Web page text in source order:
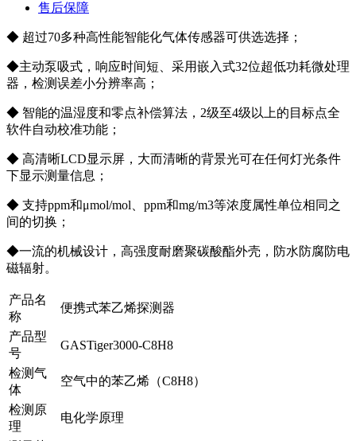
售后保障
◆ 超过70多种高性能智能化气体传感器可供选选择；
◆主动泵吸式，响应时间短、采用嵌入式32位超低功耗微处理
器，检测误差小分辨率高；
◆ 智能的温湿度和零点补偿算法，2级至4级以上的目标点全
软件自动校准功能；
◆ 高清晰LCD显示屏，大而清晰的背景光可在任何灯光条件
下显示测量信息；
◆ 支持ppm和μmol/mol、ppm和mg/m3等浓度属性单位相同之
间的切换；
◆一流的机械设计，高强度耐磨聚碳酸酯外壳，防水防腐防电
磁辐射。
产品名
称
便携式苯乙烯探测器
产品型
号
GASTiger3000-C8H8
检测气
体
空气中的苯乙烯（C8H8）
检测原
理
电化学原理